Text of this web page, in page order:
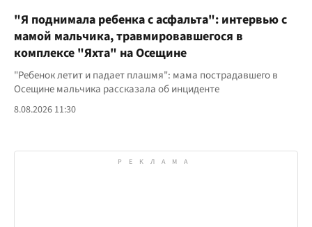
"Я поднимала ребенка с асфальта": интервью с
мамой мальчика, травмировавшегося в
комплексе "Яхта" на Осещине
"Ребенок летит и падает плашмя": мама пострадавшего в
Осещине мальчика рассказала об инциденте
8.08.2026 11:30